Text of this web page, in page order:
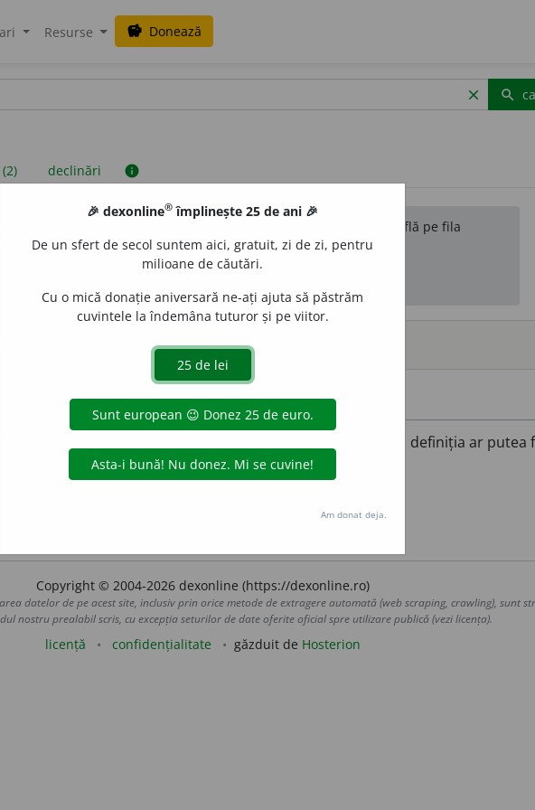
Resurse savings Donează
clear search
declinări info
sunt compilate de echipa dexonline. Definițiile originale se află pe fila
reordona filele pe pagina depreferințe.
surse
în dicționare. Prin asemănare cu
etc., definiția ar putea
a patru note obișnuite.”
fila
Copyright © 2004-2026 dexonline (https://dexonline.ro)
datelor de pe acest site, inclusiv prin orice metode de extragere automată (web scraping, crawling), sunt
nostru prealabil scris, cu excepția seturilor de date oferite oficial spre utilizare publică (vezi licența).
licență confidențialitate găzduit de Hosterion
🎉 dexonline® împlinește 25 de ani 🎉
De un sfert de secol suntem aici, gratuit, zi de zi, pentru
milioane de căutări.
Cu o mică donație aniversară ne-ați ajuta să păstrăm
cuvintele la îndemâna tuturor și pe viitor.
Am donat deja.